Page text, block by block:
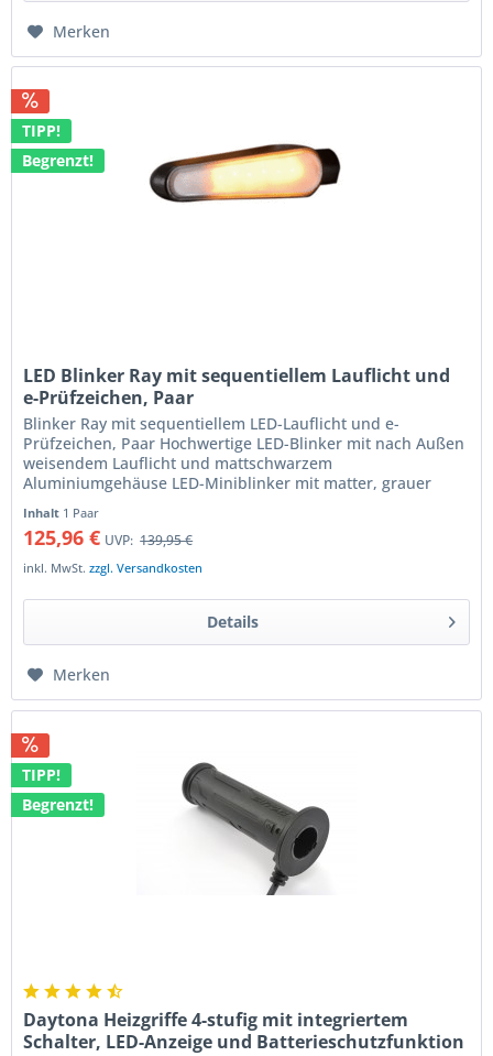
Merken
TIPP!
Begrenzt!
LED Blinker Ray mit sequentiellem Lauflicht und
e-Prüfzeichen, Paar
Blinker Ray mit sequentiellem LED-Lauflicht und e-
Prüfzeichen, Paar Hochwertige LED-Blinker mit nach Außen
weisendem Lauflicht und mattschwarzem
Aluminiumgehäuse LED-Miniblinker mit matter, grauer
Inhalt 1 Paar
125,96 € UVP: 139,95 €
inkl. MwSt.zzgl. Versandkosten
Details
Merken
TIPP!
Begrenzt!
Daytona Heizgriffe 4-stufig mit integriertem
Schalter, LED-Anzeige und Batterieschutzfunktion